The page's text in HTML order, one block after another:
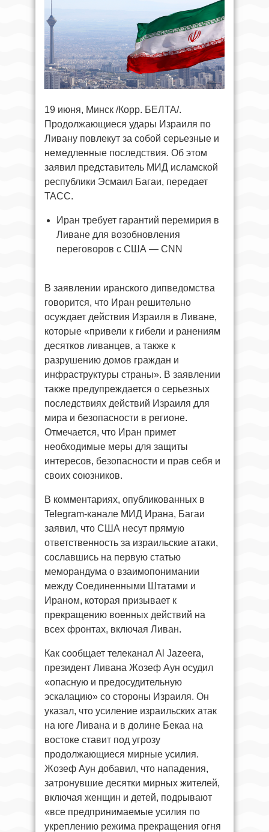
19 июня, Минск /Корр. БЕЛТА/.
Продолжающиеся удары Израиля по
Ливану повлекут за собой серьезные и
немедленные последствия. Об этом
заявил представитель МИД исламской
республики Эсмаил Багаи, передает
ТАСС.
Иран требует гарантий перемирия в
Ливане для возобновления
переговоров с США — CNN
В заявлении иранского дипведомства
говорится, что Иран решительно
осуждает действия Израиля в Ливане,
которые «привели к гибели и ранениям
десятков ливанцев, а также к
разрушению домов граждан и
инфраструктуры страны». В заявлении
также предупреждается о серьезных
последствиях действий Израиля для
мира и безопасности в регионе.
Отмечается, что Иран примет
необходимые меры для защиты
интересов, безопасности и прав себя и
своих союзников.
В комментариях, опубликованных в
Telegram-канале МИД Ирана, Багаи
заявил, что США несут прямую
ответственность за израильские атаки,
сославшись на первую статью
меморандума о взаимопонимании
между Соединенными Штатами и
Ираном, которая призывает к
прекращению военных действий на
всех фронтах, включая Ливан.
Как сообщает телеканал Al Jazeera,
президент Ливана Жозеф Аун осудил
«опасную и предосудительную
эскалацию» со стороны Израиля. Он
указал, что усиление израильских атак
на юге Ливана и в долине Бекаа на
востоке ставит под угрозу
продолжающиеся мирные усилия.
Жозеф Аун добавил, что нападения,
затронувшие десятки мирных жителей,
включая женщин и детей, подрывают
«все предпринимаемые усилия по
укреплению режима прекращения огня